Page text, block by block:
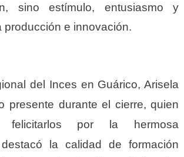
sino estímulo, entusiasmo y
producción e innovación.
del Inces en Guárico, Arisela
presente durante el cierre, quien
felicitarlos por la hermosa
destacó la calidad de formación